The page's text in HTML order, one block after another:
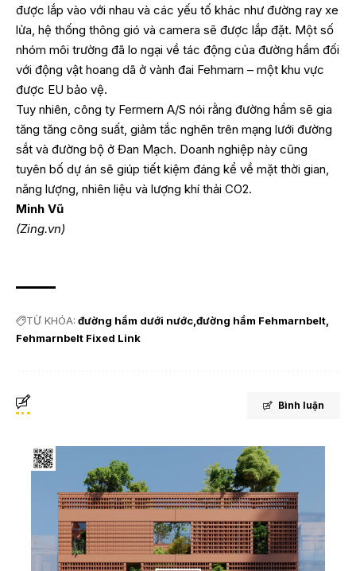
được lắp vào với nhau và các yếu tố khác như đường ray xe
lửa, hệ thống thông gió và camera sẽ được lắp đặt. Một số
nhóm môi trường đã lo ngại về tác động của đường hầm đối
với động vật hoang dã ở vành đai Fehmarn – một khu vực
được EU bảo vệ.
Tuy nhiên, công ty Fermern A/S nói rằng đường hầm sẽ gia
tăng tăng công suất, giảm tắc nghẽn trên mạng lưới đường
sắt và đường bộ ở Đan Mạch. Doanh nghiệp này cũng
tuyên bố dự án sẽ giúp tiết kiệm đáng kể về mặt thời gian,
năng lượng, nhiên liệu và lượng khí thải CO2.
Minh Vũ
(Zing.vn)
TỪ KHÓA: đường hầm dưới nước đường hầm Fehmarnbelt
Fehmarnbelt Fixed Link
Bình luận